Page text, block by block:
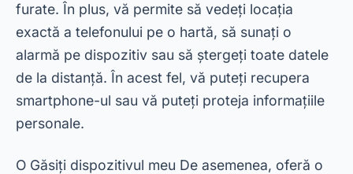
utilizat chiar și pentru începători. Cu toate
acestea, este important de reținut că serviciul
trebuie să fie activat în prealabil pe dispozitiv
pentru a funcționa corect. Cu toate acestea, este
o alegere excelentă pentru cei care folosesc
smartphone-uri Android.